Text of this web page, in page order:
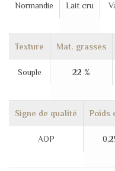
Normandie Lait cru
Texture
Souple
Mat. grasses
22 %
Signe de qualité
AOP
Poids